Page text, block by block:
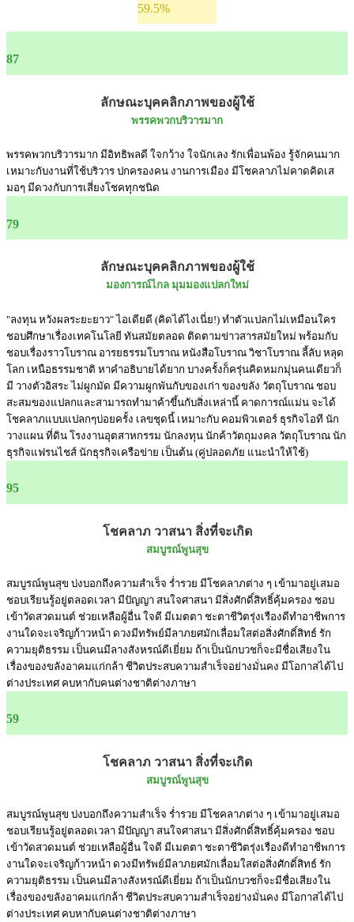
59.5%
87
ลักษณะบุคคลิกภาพของผู้ใช้
พรรคพวกบริวารมาก
พรรคพวกบริวารมาก มีอิทธิพลดี ใจกว้าง ใจนักเลง รักเพื่อนพ้อง รู้จักคนมาก
เหมาะกับงานที่ใช้บริวาร ปกครองคน งานการเมือง มีโชคลาภไม่คาดคิดเส
มอๆ มีดวงกับการเสี่ยงโชคทุกชนิด
79
ลักษณะบุคคลิกภาพของผู้ใช้
มองการณ์ไกล มุมมองแปลกใหม่
"ลงทุน หวังผลระยะยาว" ไอเดียดี (คิดได้ไงเนี่ย!) ทำตัวแปลกไม่เหมือนใคร
ชอบศึกษาเรื่องเทคโนโลยี ทันสมัยตลอด ติดตามข่าวสารสมัยใหม่ พร้อมกับ
ชอบเรื่องราวโบราณ อารยธรรมโบราณ หนังสือโบราณ วิชาโบราณ ลี้ลับ หลุด
โลก เหนือธรรมชาติ หาคำอธิบายได้ยาก บางครั้งก็ครุ่นคิดหมกมุ่นคนเดียวก็
มี วางตัวอิสระ ไม่ผูกมัด มีความผูกพันกับของเก่า ของขลัง วัตถุโบราณ ชอบ
สะสมของแปลกและสามารถทำมาค้าขึ้นกับสิ่งเหล่านี้ คาดการณ์แม่น จะได้
โชคลาภแบบแปลกๆบ่อยครั้ง เลขชุดนี้ เหมาะกับ คอมพิวเตอร์ ธุรกิจไอที นัก
วางแผน ที่ดิน โรงงานอุตสาหกรรม นักลงทุน นักค้าวัตถุมงคล วัตถุโบราณ นัก
ธุรกิจแฟรนไชส์ นักธุรกิจเครือข่าย เป็นต้น (คู่ปลอดภัย แนะนำให้ใช้)
95
โชคลาภ วาสนา สิ่งที่จะเกิด
สมบูรณ์พูนสุข
สมบูรณ์พูนสุข บ่งบอกถึงความสำเร็จ ร่ำรวย มีโชคลาภต่าง ๆ เข้ามาอยู่เสมอ
ชอบเรียนรู้อยู่ตลอดเวลา มีปัญญา สนใจศาสนา มีสิ่งศักดิ์สิทธิ์คุ้มครอง ชอบ
เข้าวัดสวดมนต์ ช่วยเหลือผู้อื่น ใจดี มีเมตตา ชะตาชีวิตรุ่งเรืองดีทำอาชีพการ
งานใดจะเจริญก้าวหน้า ดวงมีทรัพย์มีลาภยศมักเลื่อมใสต่อสิ่งศักดิ์สิทธ์ รัก
ความยุติธรรม เป็นคนมีลางสังหรณ์ดีเยี่ยม ถ้าเป็นนักบวชก็จะมีชื่อเสียงใน
เรื่องของขลังอาคมแก่กล้า ชีวิตประสบความสำเร็จอย่างมั่นคง มีโอกาสได้ไป
ต่างประเทศ คบหากับคนต่างชาติต่างภาษา
59
โชคลาภ วาสนา สิ่งที่จะเกิด
สมบูรณ์พูนสุข
สมบูรณ์พูนสุข บ่งบอกถึงความสำเร็จ ร่ำรวย มีโชคลาภต่าง ๆ เข้ามาอยู่เสมอ
ชอบเรียนรู้อยู่ตลอดเวลา มีปัญญา สนใจศาสนา มีสิ่งศักดิ์สิทธิ์คุ้มครอง ชอบ
เข้าวัดสวดมนต์ ช่วยเหลือผู้อื่น ใจดี มีเมตตา ชะตาชีวิตรุ่งเรืองดีทำอาชีพการ
งานใดจะเจริญก้าวหน้า ดวงมีทรัพย์มีลาภยศมักเลื่อมใสต่อสิ่งศักดิ์สิทธ์ รัก
ความยุติธรรม เป็นคนมีลางสังหรณ์ดีเยี่ยม ถ้าเป็นนักบวชก็จะมีชื่อเสียงใน
เรื่องของขลังอาคมแก่กล้า ชีวิตประสบความสำเร็จอย่างมั่นคง มีโอกาสได้ไป
ต่างประเทศ คบหากับคนต่างชาติต่างภาษา